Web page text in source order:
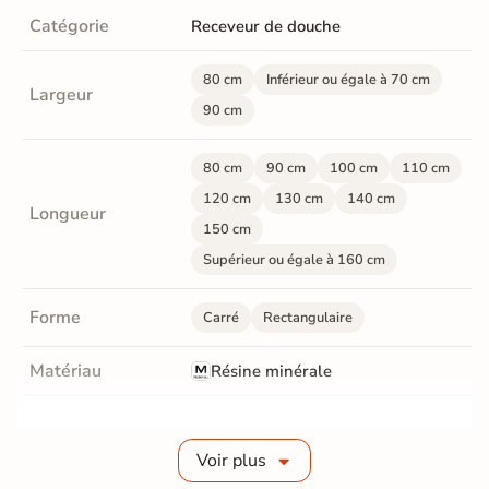
Catégorie Receveur de douche
Largeur
80 cm
Inférieur ou égale à 70 cm
90 cm
Longueur
80 cm 90 cm 100 cm
110 cm
120 cm
130 cm
140 cm
150 cm
Supérieur ou égale à 160 cm
Forme Carré Rectangulaire
Matériau Résine minérale
3 cm
Voir plus